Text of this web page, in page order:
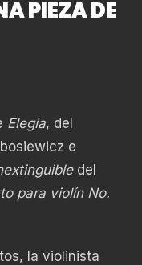
PIEZA DE
Elegía, del
e
del
para violín No.
la violinista